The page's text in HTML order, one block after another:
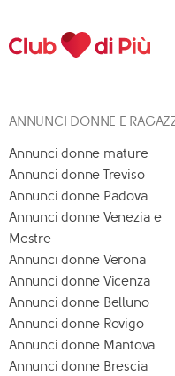
ANNUNCI DONNE E
Annunci donne mature
Annunci donne Treviso
Annunci donne Padova
Annunci donne Venezia e
Mestre
Annunci donne Verona
Annunci donne Vicenza
Annunci donne Belluno
Annunci donne Rovigo
Annunci donne Mantova
Annunci donne Brescia